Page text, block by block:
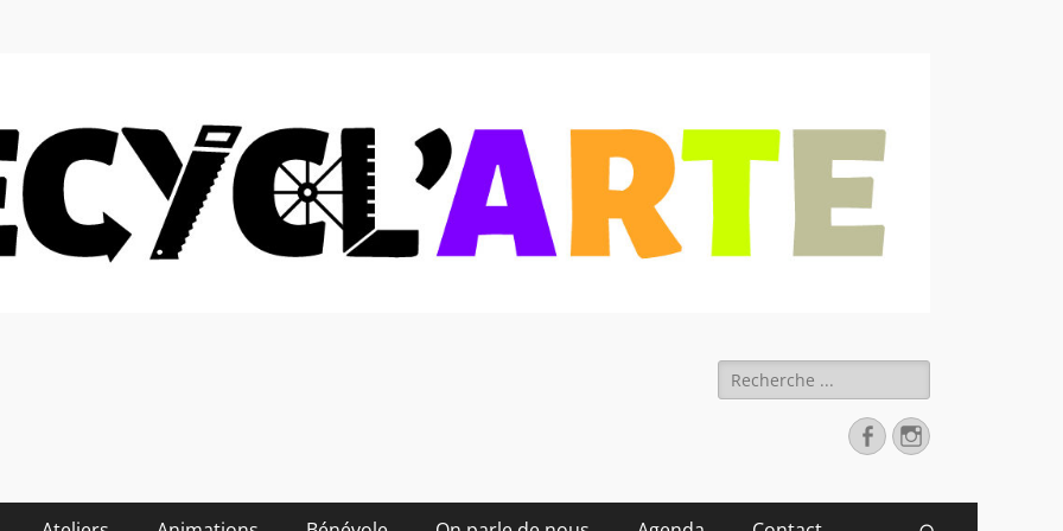
Rechercher :
FacebookInstagram